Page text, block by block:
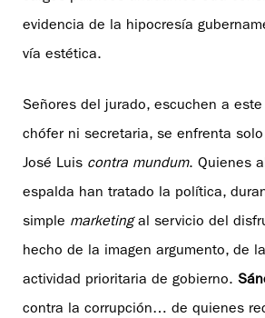
evidencia de la hipocresía
vía estética.
Señores del jurado, escuchen a
chófer ni secretaria, se enfrenta
José Luis contra mundum. Quienes
espalda han tratado la política,
simple marketingal servicio del
hecho de la imagen argumento, de
actividad prioritaria de gobierno.
contra la corrupción… de quienes